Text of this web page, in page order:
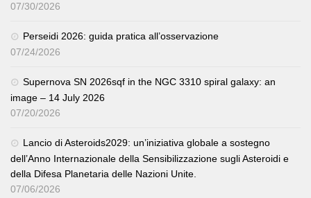
07/30/2026
Perseidi 2026: guida pratica all’osservazione
07/24/2026
Supernova SN 2026sqf in the NGC 3310 spiral galaxy: an
image – 14 July 2026
07/20/2026
Lancio di Asteroids2029: un’iniziativa globale a sostegno
dell’Anno Internazionale della Sensibilizzazione sugli Asteroidi e
della Difesa Planetaria delle Nazioni Unite.
07/06/2026